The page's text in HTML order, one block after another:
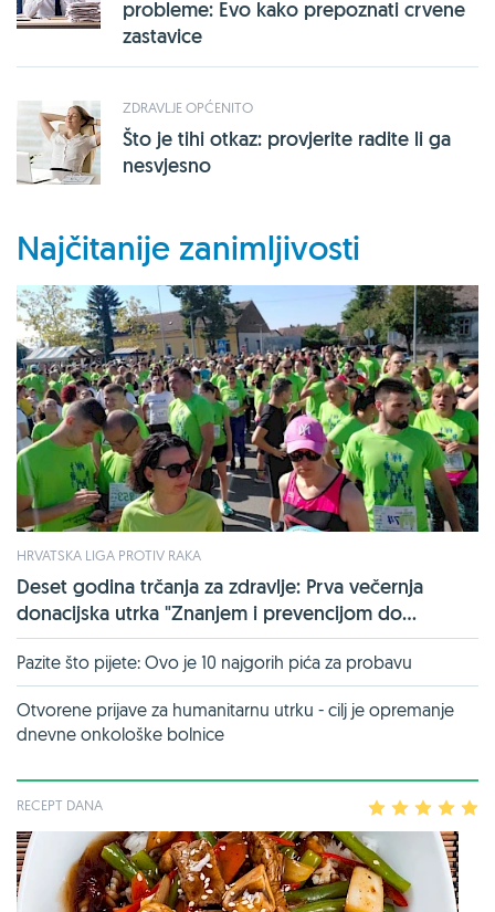
probleme: Evo kako prepoznati crvene
zastavice
ZDRAVLJE OPĆENITO
Što je tihi otkaz: provjerite radite li ga
nesvjesno
Najčitanije zanimljivosti
HRVATSKA LIGA PROTIV RAKA
Deset godina trčanja za zdravlje: Prva večernja
donacijska utrka "Znanjem i prevencijom do...
Pazite što pijete: Ovo je 10 najgorih pića za probavu
Otvorene prijave za humanitarnu utrku - cilj je opremanje
dnevne onkološke bolnice
RECEPT DANA 2 3 4